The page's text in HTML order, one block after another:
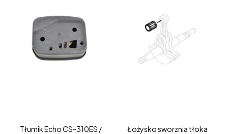
Tłumik Echo CS-310ES /
Łożysko sworznia tłoka